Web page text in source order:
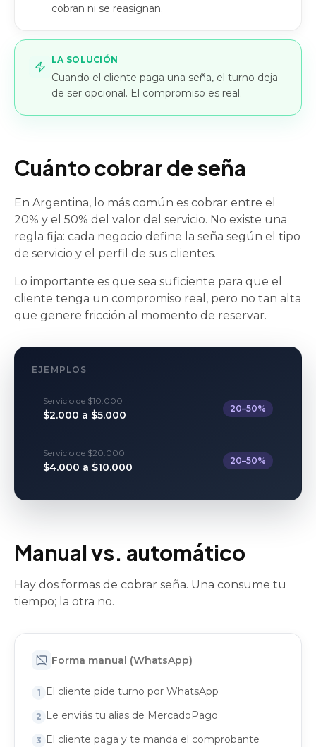
cobran ni se reasignan.
LA SOLUCIÓN
Cuando el cliente paga una seña, el turno deja
de ser opcional. El compromiso es real.
Cuánto cobrar de seña
En Argentina, lo más común es cobrar entre el
20% y el 50% del valor del servicio. No existe una
regla fija: cada negocio define la seña según el tipo
de servicio y el perfil de sus clientes.
Lo importante es que sea suficiente para que el
cliente tenga un compromiso real, pero no tan alta
que genere fricción al momento de reservar.
EJEMPLOS
Servicio de $10.000
$2.000 a $5.000
20–50%
Servicio de $20.000
$4.000 a $10.000
20–50%
Manual vs. automático
Hay dos formas de cobrar seña. Una consume tu
tiempo; la otra no.
Forma manual (WhatsApp)
1 El cliente pide turno por WhatsApp
2 Le enviás tu alias de MercadoPago
3 El cliente paga y te manda el comprobante